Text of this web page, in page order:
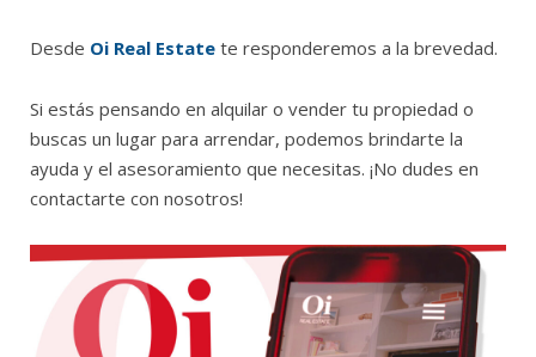
Desde Oi Real Estate te responderemos a la brevedad.
Si estás pensando en alquilar o vender tu propiedad o
buscas un lugar para arrendar, podemos brindarte la
ayuda y el asesoramiento que necesitas. ¡No dudes en
contactarte con nosotros!